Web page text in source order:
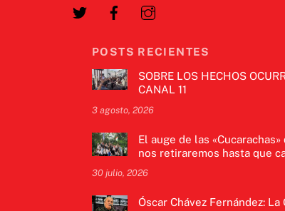
POSTS RECIENTES
SOBRE LOS HECHOS
CANAL 11
3 agosto, 2026
El auge de las «Cucarachas»
nos retiraremos hasta que
30 julio, 2026
Óscar Chávez Fernández: La